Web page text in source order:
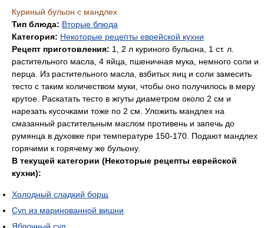
Куриный бульон с мандлех
Тип блюда: Вторые блюда
Категория: Некоторые рецепты еврейской кухни
Рецепт приготовления: 1, 2 л куриного бульона, 1 ст. л.
растительного масла, 4 яйца, пшеничная мука, немного соли и
перца. Из растительного масла, взбитых яиц и соли замесить
тесто с таким количеством муки, чтобы оно получилось в меру
крутое. Раскатать тесто в жгуты диаметром около 2 см и
нарезать кусочками тоже по 2 см. Уложить мандлех на
смазанный растительным маслом противень и запечь до
румянца в духовке при температуре 150-170. Подают мандлех
горячими к горячему же бульону.
В текущей категории (Некоторые рецепты еврейской
кухни):
Холодный сладкий борщ
Суп из маринованной вишни